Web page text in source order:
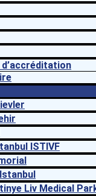
ISTIVF
Liv Medical